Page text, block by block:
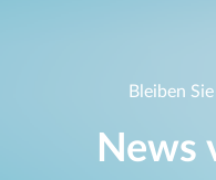
Bleiben
News